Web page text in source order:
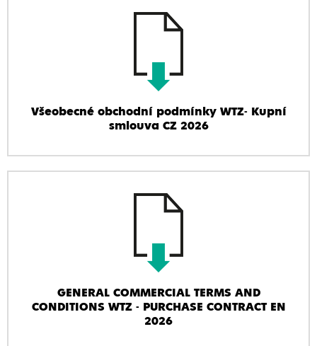
Všeobecné obchodní podmínky WTZ- Kupní
smlouva CZ 2026
GENERAL COMMERCIAL TERMS AND
CONDITIONS WTZ - PURCHASE CONTRACT EN
2026